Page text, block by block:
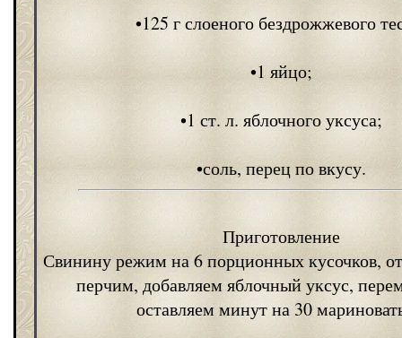
•125 г слоеного бездрожжевого
•1 яйцо;
•1 ст. л. яблочного уксуса;
•соль, перец по вкусу.
Приготовление
Свинину режим на 6 порционных кусочков,
перчим, добавляем яблочный уксус,
оставляем минут на 30